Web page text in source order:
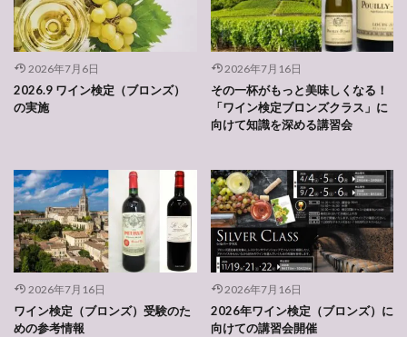
2026年7月6日
2026.9 ワイン検定（ブロンズ）
の実施
2026年7月16日
その一杯がもっと美味しくなる！
「ワイン検定ブロンズクラス」に
向けて知識を深める講習会
2026年7月16日
ワイン検定（ブロンズ）受験のた
めの参考情報
2026年7月16日
2026年ワイン検定（ブロンズ）に
向けての講習会開催